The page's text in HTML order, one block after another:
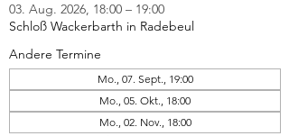
03. Aug. 2026, 18:00 – 19:00
Schloß Wackerbarth in Radebeul
Andere Termine
Mo., 07. Sept., 19:00
Mo., 05. Okt., 18:00
Mo., 02. Nov., 18:00